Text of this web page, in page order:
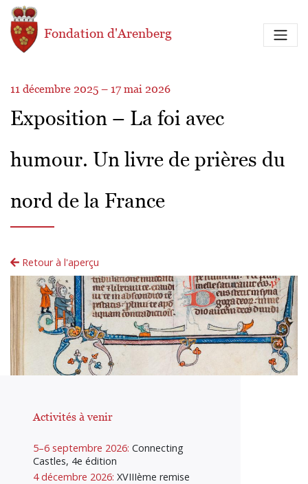
Aller au contenu principal
Fondation d'Arenberg
11 décembre 2025 – 17 mai 2026
Exposition – La foi avec
humour. Un livre de prières du
nord de la France
Retour à l'aperçu
Activités à venir
5–6 septembre 2026: Connecting
Castles, 4e édition
4 décembre 2026: XVIIIème remise